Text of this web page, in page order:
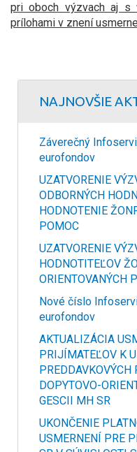
pri oboch výzvach aj s
prílohami v znení
NAJNOVŠIE
Záverečný
eurofondov
UZATVORENIE
ODBORNÝCH
HODNOTENIE
POMOC
UZATVORENIE
HODNOTITEĽOV
ORIENTOVANÝCH
Nové číslo
eurofondov
AKTUALIZÁCIA
PRIJÍMATEĽOV K
PREDDAVKOVÝCH
DOPYTOVO-
GESCII MH SR
UKONČENIE
USMERNENÍ PRE